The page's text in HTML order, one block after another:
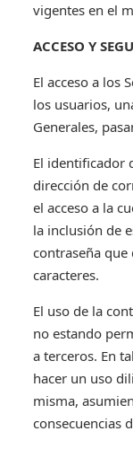
vigentes en el
ACCESO Y
El acceso a los
los usuarios,
Generales,
El identificador
dirección de
el acceso a la
la inclusión de
contraseña
caracteres.
El uso de la
no estando
a terceros. En
hacer un uso
misma,
consecuencias